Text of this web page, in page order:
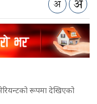
रूपमा देखिएको